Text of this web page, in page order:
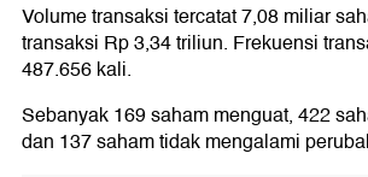
Volume transaksi tercatat 7,08 miliar
transaksi Rp 3,34 triliun. Frekuensi
487.656 kali.
Sebanyak 169 saham menguat, 422
dan 137 saham tidak mengalami